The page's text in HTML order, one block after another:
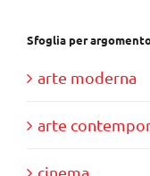
Sfoglia per
arte moderna
arte